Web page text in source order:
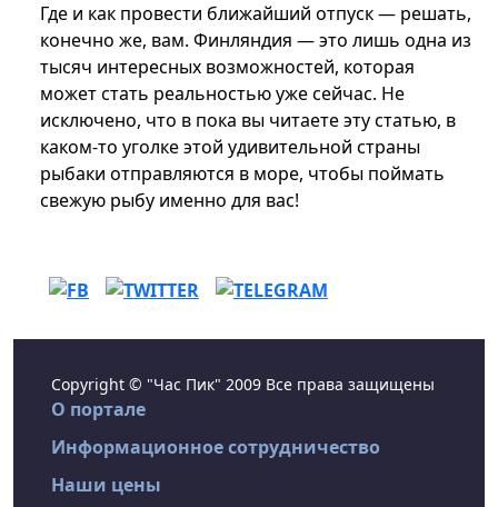
Где и как провести ближайший отпуск — решать,
конечно же, вам. Финляндия — это лишь одна из
тысяч интересных возможностей, которая
может стать реальностью уже сейчас. Не
исключено, что в пока вы читаете эту статью, в
каком-то уголке этой удивительной страны
рыбаки отправляются в море, чтобы поймать
свежую рыбу именно для вас!
Copyright © "Час Пик" 2009 Все права защищены
О портале
Информационное сотрудничество
Наши цены